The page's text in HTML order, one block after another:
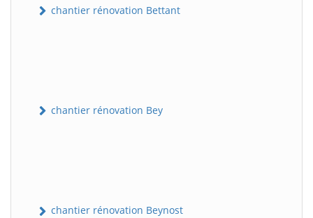
chantier rénovation Bettant
chantier rénovation Bey
chantier rénovation Beynost